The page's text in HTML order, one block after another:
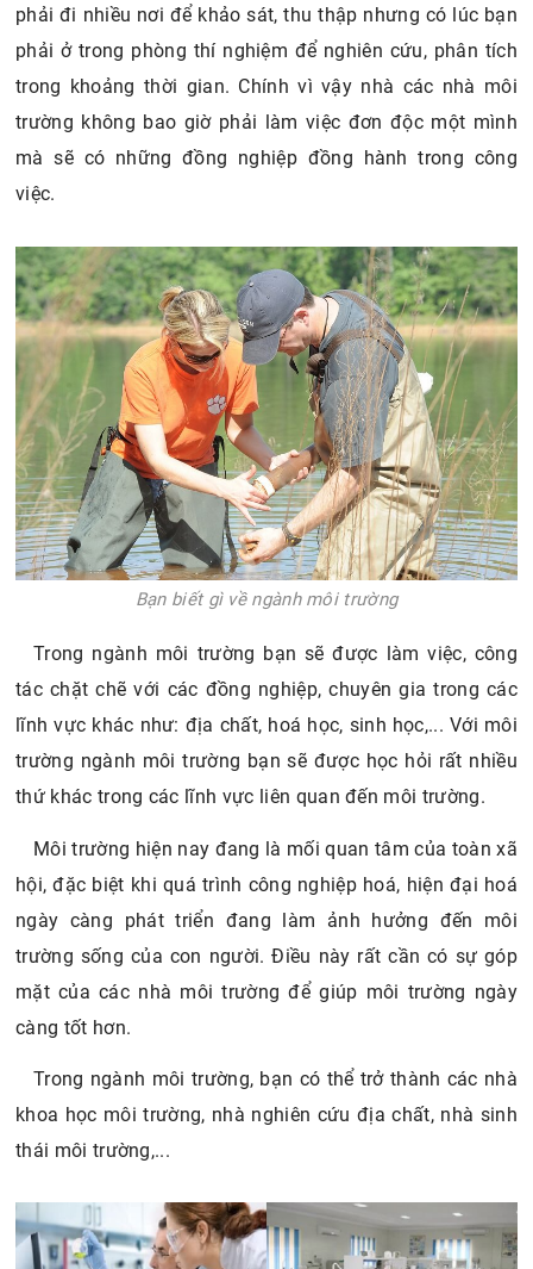
phải đi nhiều nơi để khảo sát, thu thập nhưng có lúc bạn
phải ở trong phòng thí nghiệm để nghiên cứu, phân tích
trong khoảng thời gian. Chính vì vậy nhà các nhà môi
trường không bao giờ phải làm việc đơn độc một mình
mà sẽ có những đồng nghiệp đồng hành trong công
việc.
Bạn biết gì về ngành môi trường
Trong ngành môi trường bạn sẽ được làm việc, công
tác chặt chẽ với các đồng nghiệp, chuyên gia trong các
lĩnh vực khác như: địa chất, hoá học, sinh học,... Với môi
trường ngành môi trường bạn sẽ được học hỏi rất nhiều
thứ khác trong các lĩnh vực liên quan đến môi trường.
Môi trường hiện nay đang là mối quan tâm của toàn xã
hội, đặc biệt khi quá trình công nghiệp hoá, hiện đại hoá
ngày càng phát triển đang làm ảnh hưởng đến môi
trường sống của con người. Điều này rất cần có sự góp
mặt của các nhà môi trường để giúp môi trường ngày
càng tốt hơn.
Trong ngành môi trường, bạn có thể trở thành các nhà
khoa học môi trường, nhà nghiên cứu địa chất, nhà sinh
thái môi trường,...